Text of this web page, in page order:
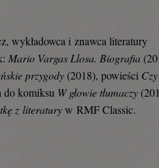
wykładowca i znawca literatury
Mario Vargas Llosa. Biografia
przygody (2018), powieści
do komiksu W głowie tłumaczy
z literaturyw RMF Classic.